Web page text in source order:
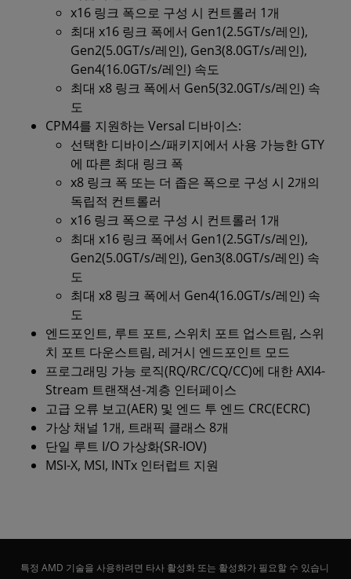
x16 링크 폭으로 구성 시 컨트롤러 1개
최대 x16 링크 폭에서 Gen1(2.5GT/s/레인),
Gen2(5.0GT/s/레인), Gen3(8.0GT/s/레인),
Gen4(16.0GT/s/레인) 속도
최대 x8 링크 폭에서 Gen5(32.0GT/s/레인) 속
도
CPM4를 지원하는 Versal 디바이스:
선택한 디바이스/패키지에서 사용 가능한 GTY
에 따른 최대 링크 폭
x8 링크 폭 또는 더 좁은 폭으로 구성 시 2개의
독립적 컨트롤러
x16 링크 폭으로 구성 시 컨트롤러 1개
최대 x16 링크 폭에서 Gen1(2.5GT/s/레인),
Gen2(5.0GT/s/레인), Gen3(8.0GT/s/레인) 속
도
최대 x8 링크 폭에서 Gen4(16.0GT/s/레인) 속
도
엔드포인트, 루트 포트, 스위치 포트 업스트림, 스위
치 포트 다운스트림, 레거시 엔드포인트 모드
프로그래밍 가능 로직(RQ/RC/CQ/CC)에 대한 AXI4-
Stream 트랜잭션-계층 인터페이스
고급 오류 보고(AER) 및 엔드 투 엔드 CRC(ECRC)
가상 채널 1개, 트래픽 클래스 8개
단일 루트 I/O 가상화(SR-IOV)
MSI-X, MSI, INTx 인터럽트 지원
특정 AMD 기술을 사용하려면 타사 활성화 또는 활성화가 필요할 수 있습니